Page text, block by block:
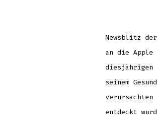
Newsblitz
an die Apple
diesjährigen
seinem
entdeckt